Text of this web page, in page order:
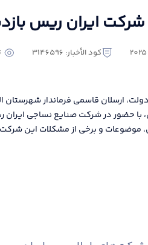
شرکت ایران ریس
كود الأخبار: 3146596
ارسلان قاسمی فرماندار شهرستان
حضور در شرکت صنایع نساجی ایران
و برخی از مشکلات این شرکت